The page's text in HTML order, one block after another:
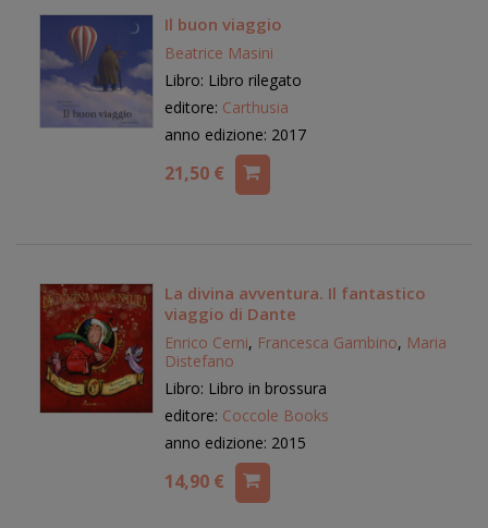
Il buon viaggio
Beatrice Masini
Libro: Libro rilegato
editore: Carthusia
anno edizione: 2017
21,50 €
La divina avventura. Il fantastico
viaggio di Dante
Enrico Cerni, Francesca Gambino, Maria
Distefano
Libro: Libro in brossura
editore: Coccole Books
anno edizione: 2015
14,90 €